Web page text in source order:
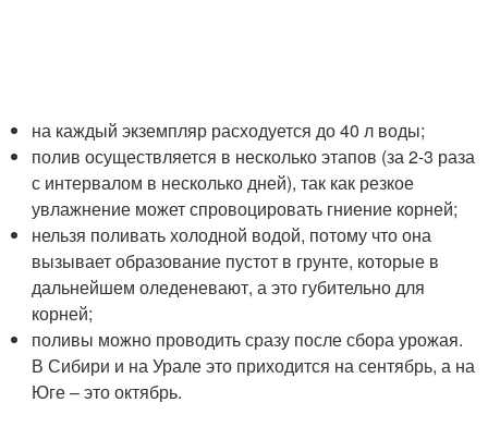
на каждый экземпляр расходуется до 40 л воды;
полив осуществляется в несколько этапов (за 2-3 раза
с интервалом в несколько дней), так как резкое
увлажнение может спровоцировать гниение корней;
нельзя поливать холодной водой, потому что она
вызывает образование пустот в грунте, которые в
дальнейшем оледеневают, а это губительно для
корней;
поливы можно проводить сразу после сбора урожая.
В Сибири и на Урале это приходится на сентябрь, а на
Юге – это октябрь.